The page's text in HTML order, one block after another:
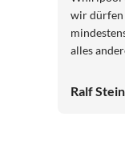
wir dürfen
alles
die
Ralf